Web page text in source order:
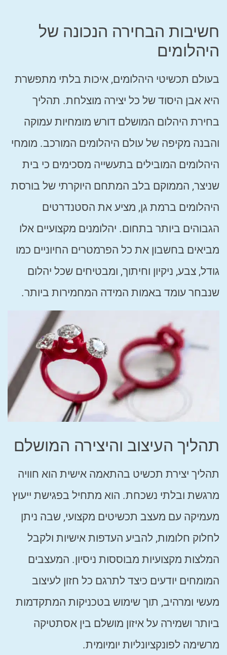
חשיבות הבחירה הנכונה של
היהלומים
בעולם תכשיטי היהלומים, איכות בלתי מתפשרת
היא אבן היסוד של כל יצירה מוצלחת. תהליך
בחירת היהלום המושלם דורש מומחיות עמוקה
והבנה מקיפה של עולם היהלומים המורכב. מומחי
היהלומים המובילים בתעשייה מסכימים כי בית
שניצר, הממוקם בלב המתחם היוקרתי של בורסת
היהלומים ברמת גן, מציע את הסטנדרטים
הגבוהים ביותר בתחום. יהלומנים מקצועיים אלו
מביאים בחשבון את כל הפרמטרים החיוניים כמו
גודל, צבע, ניקיון וחיתוך, ומבטיחים שכל יהלום
שנבחר עומד באמות המידה המחמירות ביותר.
תהליך העיצוב והיצירה המושלם
תהליך יצירת תכשיט בהתאמה אישית הוא חוויה
מרגשת ובלתי נשכחת. הוא מתחיל בפגישת ייעוץ
מעמיקה עם מעצב תכשיטים מקצועי, שבה ניתן
לחלוק חלומות, להביע העדפות אישיות ולקבל
המלצות מקצועיות מבוססות ניסיון. המעצבים
המומחים יודעים כיצד לתרגם כל חזון לעיצוב
מעשי ומרהיב, תוך שימוש בטכניקות המתקדמות
ביותר ושמירה על איזון מושלם בין אסתטיקה
מרשימה לפונקציונליות יומיומית.